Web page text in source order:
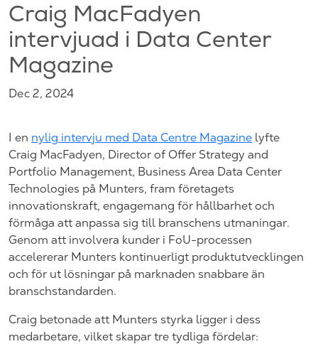
Craig MacFadyen
intervjuad i Data Center
Magazine
Dec 2, 2024
I en nylig intervju med Data Centre Magazine lyfte
Craig MacFadyen, Director of Offer Strategy and
Portfolio Management, Business Area Data Center
Technologies på Munters, fram företagets
innovationskraft, engagemang för hållbarhet och
förmåga att anpassa sig till branschens utmaningar.
Genom att involvera kunder i FoU-processen
accelererar Munters kontinuerligt produktutvecklingen
och för ut lösningar på marknaden snabbare än
branschstandarden.
Craig betonade att Munters styrka ligger i dess
medarbetare, vilket skapar tre tydliga fördelar: